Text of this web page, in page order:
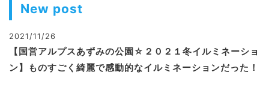
New post
2021/11/26
【国営アルプスあずみの公園☆２０２１冬イルミネーショ
ン】ものすごく綺麗で感動的なイルミネーションだった！